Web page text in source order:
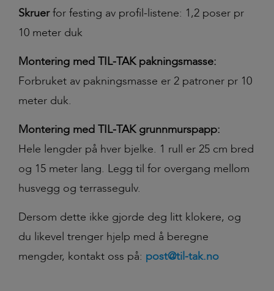
Skruerfor festing av profil-listene: 1,2 poser pr
10 meter duk
Montering med TIL-TAK pakningsmasse:
Forbruket av pakningsmasse er 2 patroner pr 10
meter duk.
Montering med TIL-TAK grunnmurspapp:
Hele lengder på hver bjelke. 1 rull er 25 cm bred
og 15 meter lang. Legg til for overgang mellom
husvegg og terrassegulv.
Dersom dette ikke gjorde deg litt klokere, og
du likevel trenger hjelp med å beregne
mengder, kontakt oss på: post@til-tak.no